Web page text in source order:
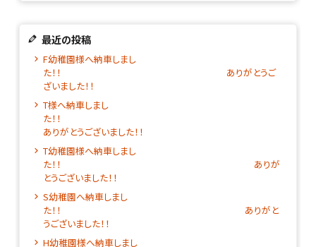
最近の投稿
F幼稚園様へ納車しまし
た！！ ありがとうご
ざいました！！
T様へ納車しまし
た！
ありがとうございました！！
T幼稚園様へ納車しまし
た！！ ありが
とうございました！！
S幼稚園へ納車しまし
た！！ ありがと
うございました！！
H幼稚園様へ納車しまし